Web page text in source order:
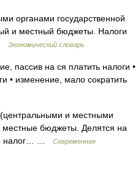
органами государственной
и местный бюджеты. Налоги
Экономический словарь
пассив на ся платить налоги •
• изменение, мало сократить
и местными
местные бюджеты. Делятся на
налог… …
Современная